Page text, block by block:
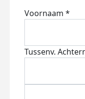
Voornaam *
Tussenv.